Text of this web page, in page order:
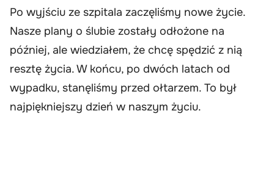
Po wyjściu ze szpitala zaczęliśmy nowe życie.
Nasze plany o ślubie zostały odłożone na
później, ale wiedziałem, że chcę spędzić z nią
resztę życia. W końcu, po dwóch latach od
wypadku, stanęliśmy przed ołtarzem. To był
najpiękniejszy dzień w naszym życiu.